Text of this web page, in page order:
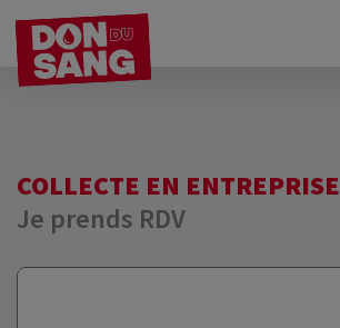
COLLECTE EN ENTREPRISE
Je prends RDV